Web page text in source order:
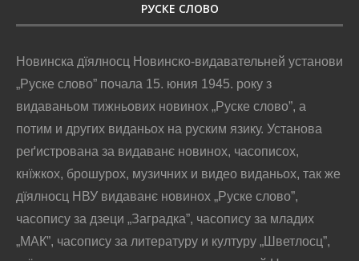
РУСКЕ СЛОВО
Новинска дїялносц Новинско-видавательней установи
„Руске слово” почала 15. юния 1945. року з
видаваньом тижньових новинох „Руске слово”, а
потим и других виданьох на руским язику. Установа
реґистрована за видаванє новинох, часописох,
кнїжкох, брошурох, музичних и видео виданьох, так же
дїялносц НВУ видаванє новинох „Руске слово”,
часопису за дзеци „Заградка”, часопису за младих
„МАК”, часопису за литературу и културу „Шветлосц”,